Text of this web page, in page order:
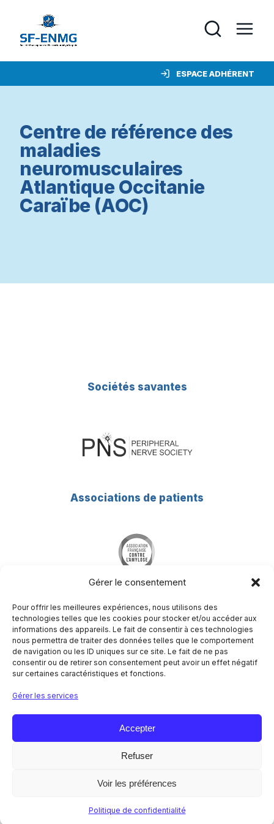
Gérer le consentement
Pour offrir les meilleures expériences, nous utilisons des
technologies telles que les cookies pour stocker et/ou accéder aux
informations des appareils. Le fait de consentir à ces technologies
nous permettra de traiter des données telles que le comportement
de navigation ou les ID uniques sur ce site. Le fait de ne pas
consentir ou de retirer son consentement peut avoir un effet négatif
sur certaines caractéristiques et fonctions.
Gérer les services
Accepter
Refuser
Voir les préférences
Politique de confidentialité
ESPACE ADHÉRENT
Centre de référence des
maladies
neuromusculaires
Atlantique Occitanie
Caraïbe (AOC)
Sociétés savantes
Associations de patients
Société Francophone du Nerf Périphérique
Hôpital Pitié-Salpêtrière
Centre de référence des maladies neuromusculaires
Nord/Est/Ile de France
NOUS CONTACTER